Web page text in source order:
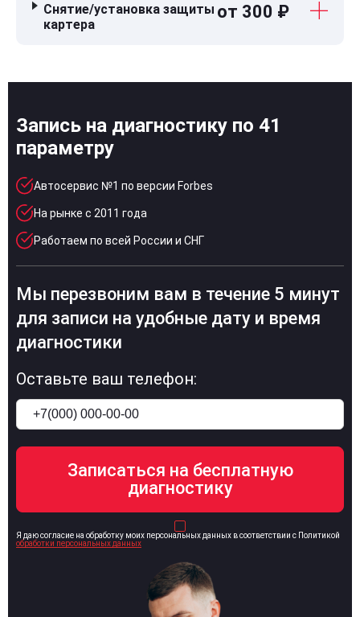
Снятие/установка защиты
картера
от 300 ₽
Запись на диагностику по 41
параметру
Автосервис №1 по версии Forbes
На рынке с 2011 года
Работаем по всей России и СНГ
Мы перезвоним вам в течение 5 минут
для записи на удобные дату и время
диагностики
Оставьте ваш телефон:
Я даю согласие на обработку моих персональных данных в соответствии с Политикой
обработки персональных данных